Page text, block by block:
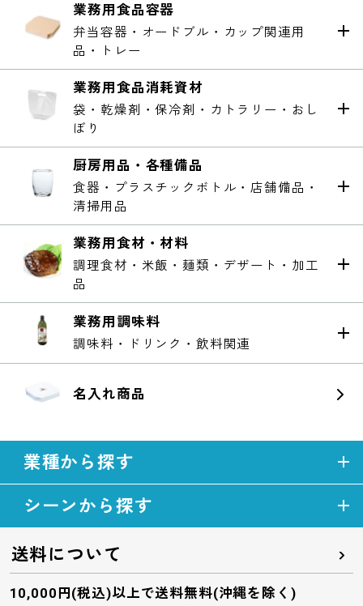
業務用食品容器
弁当容器・オードブル・カップ関連用
品・トレー
業務用食品消耗資材
袋・乾燥剤・保冷剤・カトラリー・おし
ぼり
厨房用品・各種備品
食器・プラスチックボトル・店舗備品・
清掃用品
業務用食材・材料
調理食材・米飯・麺類・デザート・加工
品
業務用調味料
調味料・ドリンク・飲料関連
名入れ商品
業種から探す
シーンから探す
送料について
10,000円(税込)以上で送料無料(沖縄を除く)